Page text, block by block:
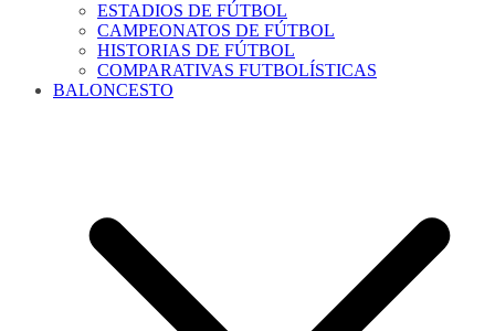
ESTADIOS DE FÚTBOL
CAMPEONATOS DE FÚTBOL
HISTORIAS DE FÚTBOL
COMPARATIVAS FUTBOLÍSTICAS
BALONCESTO